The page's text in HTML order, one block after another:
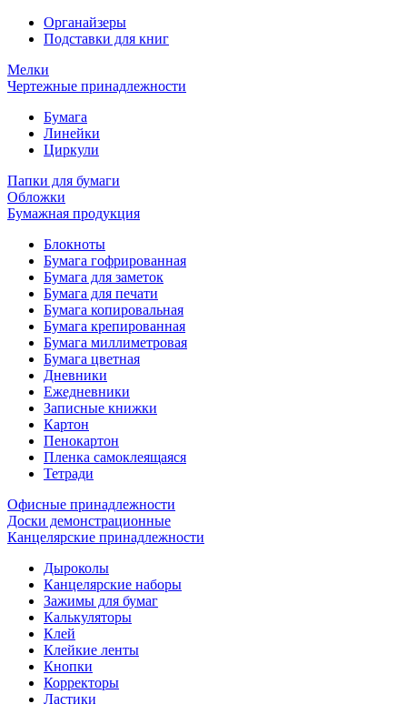
Органайзеры
Подставки для книг
Мелки
Чертежные принадлежности
Бумага
Линейки
Циркули
Папки для бумаги
Обложки
Бумажная продукция
Блокноты
Бумага гофрированная
Бумага для заметок
Бумага для печати
Бумага копировальная
Бумага крепированная
Бумага миллиметровая
Бумага цветная
Дневники
Ежедневники
Записные книжки
Картон
Пенокартон
Пленка самоклеящаяся
Тетради
Офисные принадлежности
Доски демонстрационные
Канцелярские принадлежности
Дыроколы
Канцелярские наборы
Зажимы для бумаг
Калькуляторы
Клей
Клейкие ленты
Кнопки
Корректоры
Ластики